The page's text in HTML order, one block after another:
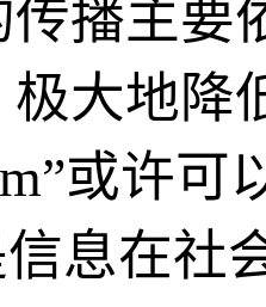
播主要
大地降
或许
信息在社